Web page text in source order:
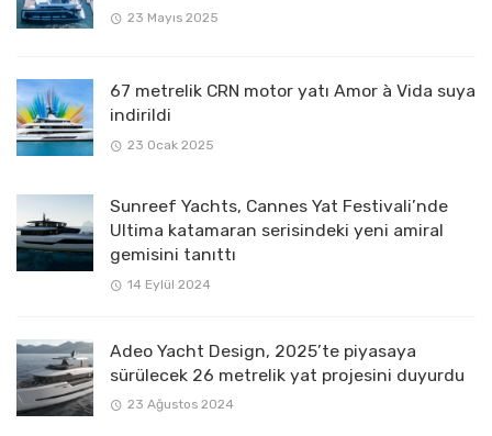
23 Mayıs 2025
67 metrelik CRN motor yatı Amor à Vida suya
indirildi
23 Ocak 2025
Sunreef Yachts, Cannes Yat Festivali’nde
Ultima katamaran serisindeki yeni amiral
gemisini tanıttı
14 Eylül 2024
Adeo Yacht Design, 2025’te piyasaya
sürülecek 26 metrelik yat projesini duyurdu
23 Ağustos 2024